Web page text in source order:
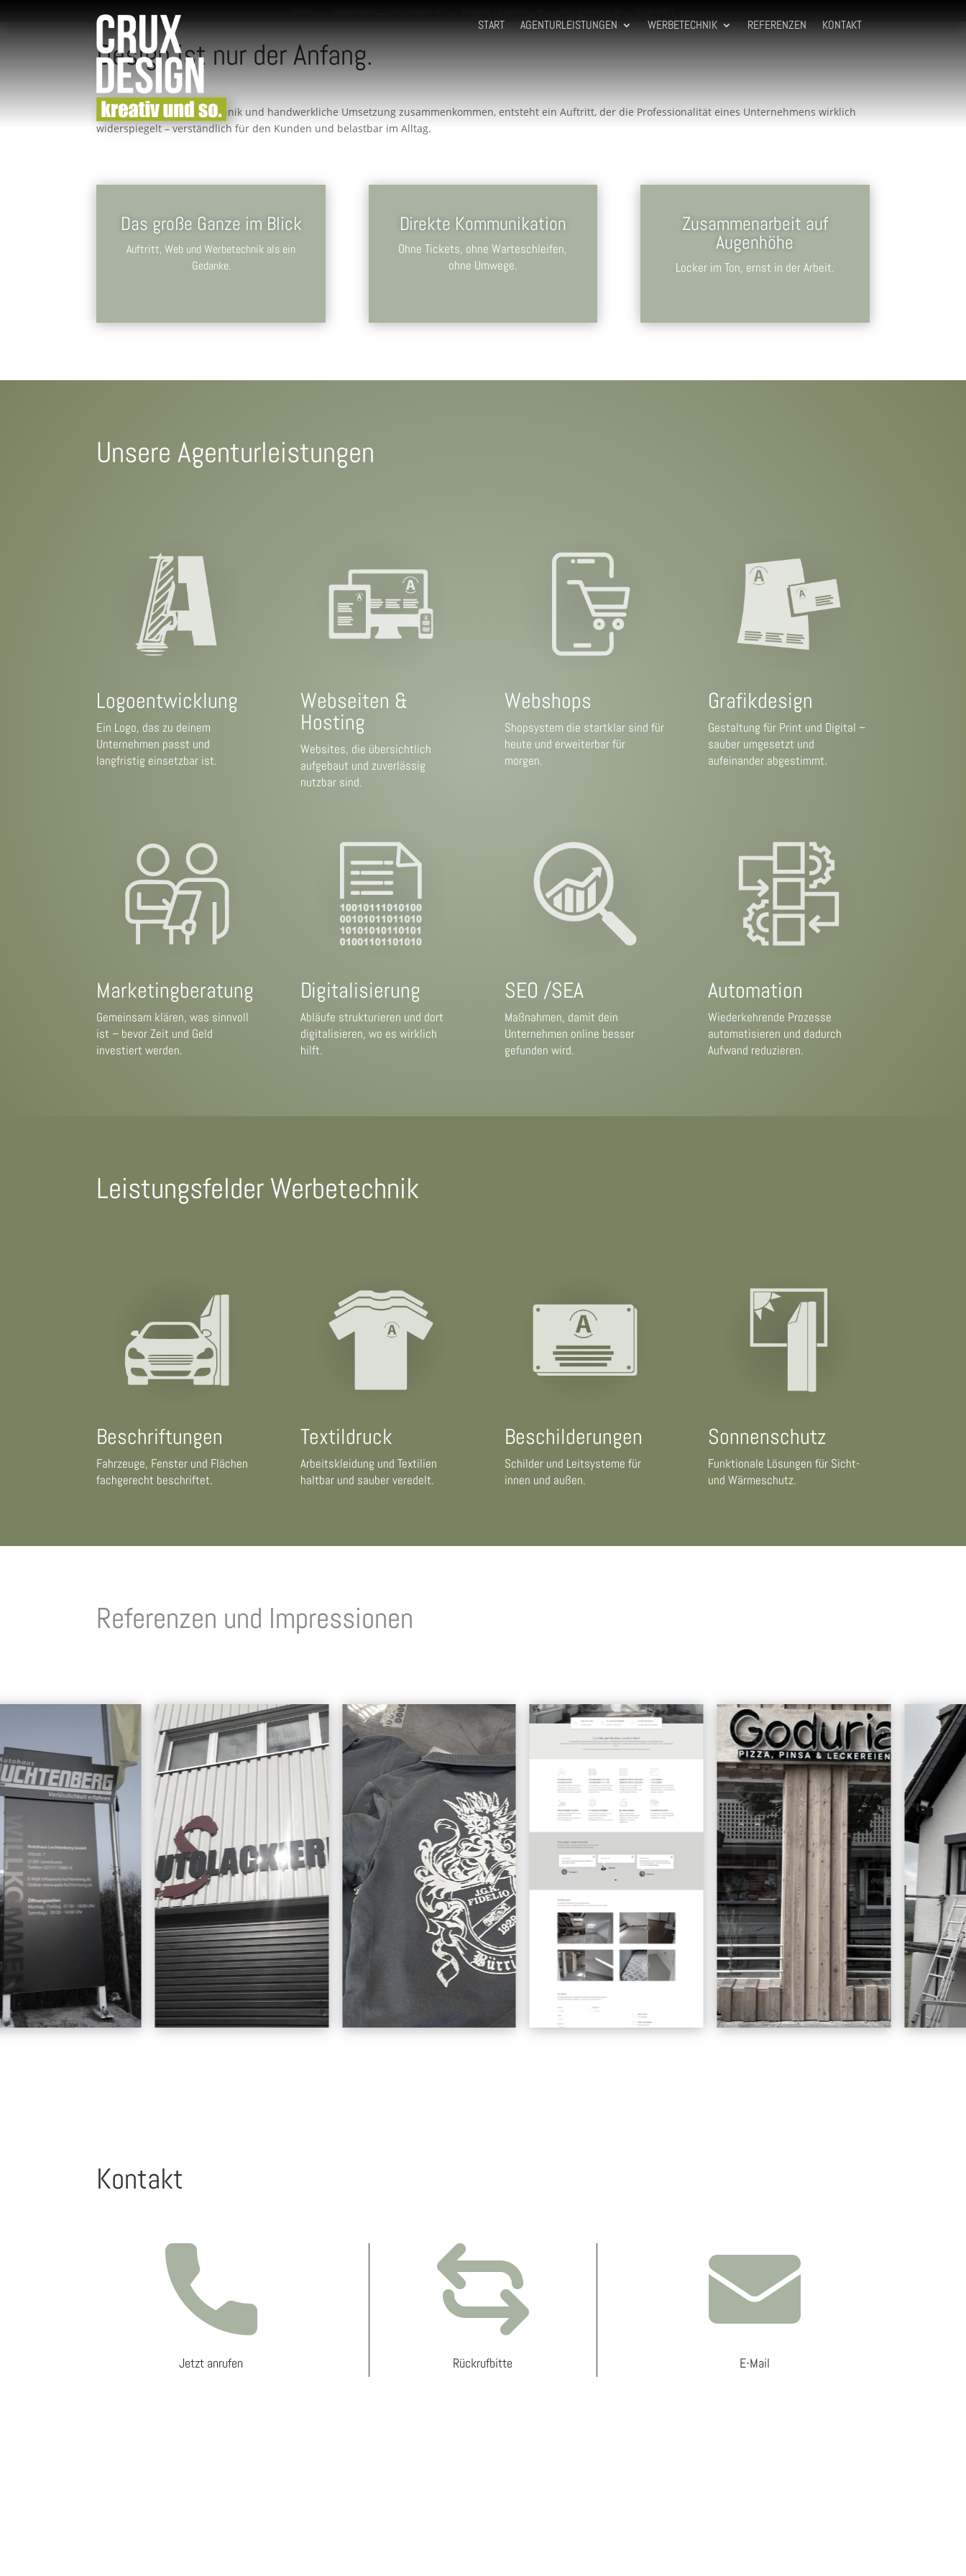
START AGENTURLEISTUNGEN WERBETECHNIK REFERENZEN KONTAKT
Design ist nur der Anfang.
Erst wenn Gestaltung, Technik und handwerkliche Umsetzung zusammenkommen, entsteht ein Auftritt, der die Professionalität eines Unternehmens wirklich
widerspiegelt – verständlich für den Kunden und belastbar im Alltag.
Das große Ganze im Blick
Auftritt, Web und Werbetechnik als ein
Gedanke.
Direkte Kommunikation
Ohne Tickets, ohne Warteschleifen,
ohne Umwege.
Zusammenarbeit auf
Augenhöhe
Locker im Ton, ernst in der Arbeit.
Unsere Agenturleistungen
Logoentwicklung
Ein Logo, das zu deinem
Unternehmen passt und
langfristig einsetzbar ist.
Webseiten &
Hosting
Websites, die übersichtlich
aufgebaut und zuverlässig
nutzbar sind.
Webshops
Shopsystem die startklar sind für
heute und erweiterbar für
morgen.
Grafikdesign
Gestaltung für Print und Digital –
sauber umgesetzt und
aufeinander abgestimmt.
Marketingberatung
Gemeinsam klären, was sinnvoll
ist – bevor Zeit und Geld
investiert werden.
Digitalisierung
Abläufe strukturieren und dort
digitalisieren, wo es wirklich
hilft.
SEO /SEA
Maßnahmen, damit dein
Unternehmen online besser
gefunden wird.
Automation
Wiederkehrende Prozesse
automatisieren und dadurch
Aufwand reduzieren.
Leistungsfelder Werbetechnik
Beschriftungen
Fahrzeuge, Fenster und Flächen
fachgerecht beschriftet.
Textildruck
Arbeitskleidung und Textilien
haltbar und sauber veredelt.
Beschilderungen
Schilder und Leitsysteme für
innen und außen.
Sonnenschutz
Funktionale Lösungen für Sicht-
und Wärmeschutz.
Referenzen und Impressionen
Kontakt
Jetzt anrufen Rückrufbitte E-Mail